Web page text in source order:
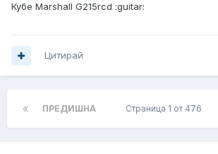
Кубе Marshall G215rcd :guitar:
Цитирай
ПРЕДИШНА Страница 1 от 476